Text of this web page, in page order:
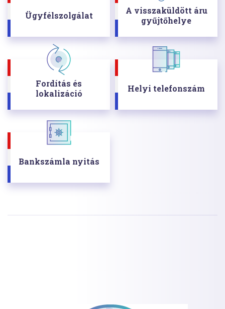
Ügyfélszolgálat
A visszaküldött áru
gyűjtőhelye
Fordítás és
lokalizáció
Helyi telefonszám
Bankszámla nyitás